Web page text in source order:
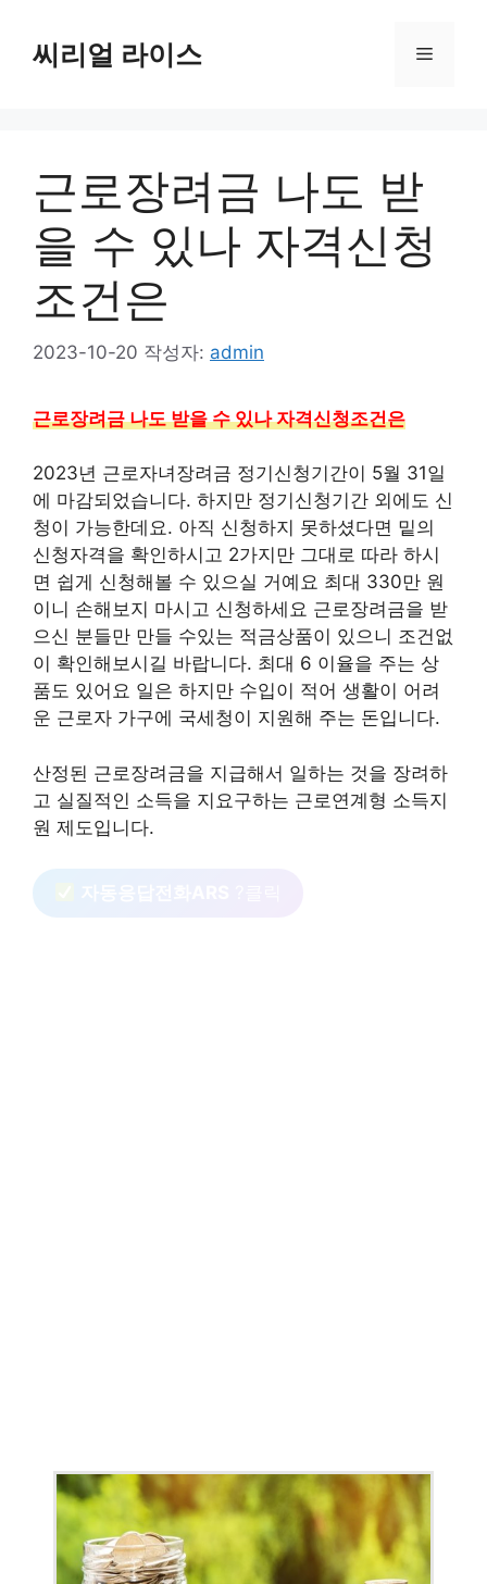
씨리얼 라이스 메
근로장려금 나도 받
을 수 있나 자격신청
조건은
2023-10-20 작성자: admin
근로장려금 나도 받을 수 있나 자격신청조건은
2023년 근로자녀장려금 정기신청기간이 5월 31일
에 마감되었습니다. 하지만 정기신청기간 외에도 신
청이 가능한데요. 아직 신청하지 못하셨다면 밑의
신청자격을 확인하시고 2가지만 그대로 따라 하시
면 쉽게 신청해볼 수 있으실 거예요 최대 330만 원
이니 손해보지 마시고 신청하세요 근로장려금을 받
으신 분들만 만들 수있는 적금상품이 있으니 조건없
이 확인해보시길 바랍니다. 최대 6 이율을 주는 상
품도 있어요 일은 하지만 수입이 적어 생활이 어려
운 근로자 가구에 국세청이 지원해 주는 돈입니다.
산정된 근로장려금을 지급해서 일하는 것을 장려하
고 실질적인 소득을 지요구하는 근로연계형 소득지
원 제도입니다.